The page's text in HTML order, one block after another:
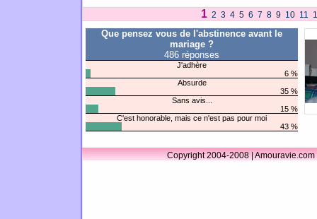
1 2 3 4 5 6 7 8 9 10 11
Que pensez vous de l'abstinence avant le
mariage ?
486 réponses
J'adhère
6 %
Absurde
35 %
Sans avis...
15 %
C'est honorable, mais ce n'est pas pour moi
43 %
Copyright 2004-2008 |